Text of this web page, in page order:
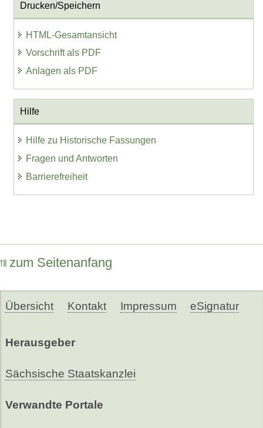
Drucken/Speichern
HTML-Gesamtansicht
Vorschrift als PDF
Anlagen als PDF
Hilfe
Hilfe zu Historische Fassungen
Fragen und Antworten
Barrierefreiheit
zum Seitenanfang
Übersicht Kontakt Impressum eSignatur
Herausgeber
Sächsische Staatskanzlei
Verwandte Portale